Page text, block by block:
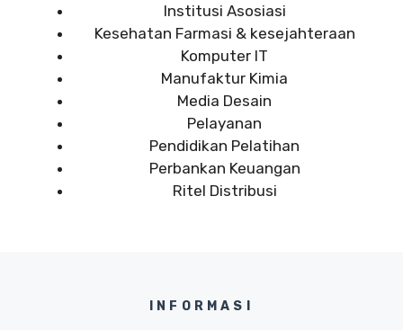
Institusi Asosiasi
Kesehatan Farmasi & kesejahteraan
Komputer IT
Manufaktur Kimia
Media Desain
Pelayanan
Pendidikan Pelatihan
Perbankan Keuangan
Ritel Distribusi
INFORMASI